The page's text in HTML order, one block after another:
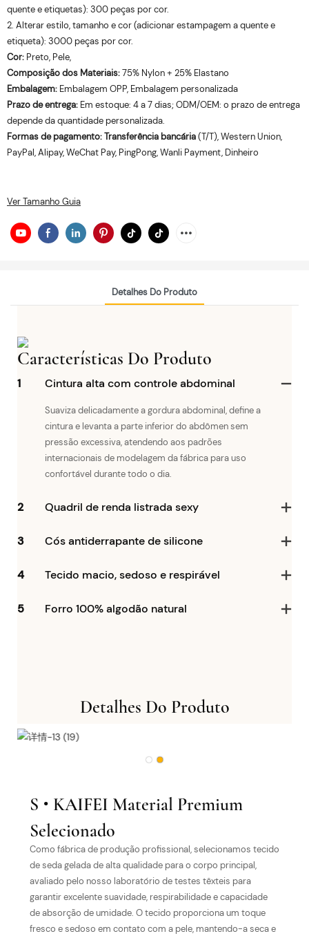
quente e etiquetas): 300 peças por cor.
2. Alterar estilo, tamanho e cor (adicionar estampagem a quente e
etiqueta): 3000 peças por cor.
Cor: Preto, Pele,
Composição dos Materiais:75% Nylon + 25% Elastano
Embalagem: Embalagem OPP, Embalagem personalizada
Prazo de entrega: Em estoque: 4 a 7 dias; ODM/OEM: o prazo de entrega
depende da quantidade personalizada.
Formas de pagamento: Transferência bancária(T/T), Western Union,
PayPal, Alipay, WeChat Pay, PingPong, Wanli Payment, Dinheiro
Ver Tamanho Guia
Detalhes Do Produto
Características Do Produto
1 Cintura alta com controle abdominal
Suaviza delicadamente a gordura abdominal, define a
cintura e levanta a parte inferior do abdômen sem
pressão excessiva, atendendo aos padrões
internacionais de modelagem da fábrica para uso
confortável durante todo o dia.
2 Quadril de renda listrada sexy
3 Cós antiderrapante de silicone
4 Tecido macio, sedoso e respirável
5 Forro 100% algodão natural
Detalhes Do Produto
S · KAIFEI Material Premium
Selecionado
Como fábrica de produção profissional, selecionamos tecido
de seda gelada de alta qualidade para o corpo principal,
avaliado pelo nosso laboratório de testes têxteis para
garantir excelente suavidade, respirabilidade e capacidade
de absorção de umidade. O tecido proporciona um toque
fresco e sedoso em contato com a pele, mantendo-a seca e